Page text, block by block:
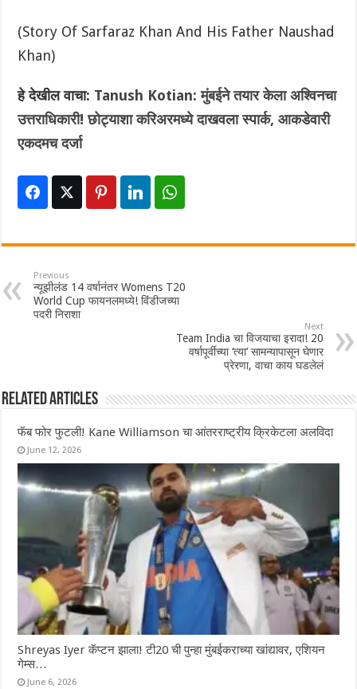
(Story Of Sarfaraz Khan And His Father Naushad
Khan)
हे देखील वाचा: Tanush Kotian: मुंबईने तयार केला अश्विनचा
उत्तराधिकारी! छोट्याशा करिअरमध्ये दाखवला स्पार्क, आकडेवारी
एकदमच दर्जा
Previous
न्यूझीलंड 14 वर्षानंतर Womens T20
World Cup फायनलमध्ये! विंडीजच्या
पदरी निराशा
Next
Team India चा विजयाचा इरादा! 20
वर्षापूर्वीच्या ‘त्या’ सामन्यापासून घेणार
प्रेरणा, वाचा काय घडलेलं
Related Articles
फॅब फोर फुटली! Kane Williamson चा आंतरराष्ट्रीय क्रिकेटला अलविदा
June 12, 2026
Shreyas Iyer कॅप्टन झाला! टी20 ची पुन्हा मुंबईकराच्या खांद्यावर, एशियन
गेम्स…
June 6, 2026